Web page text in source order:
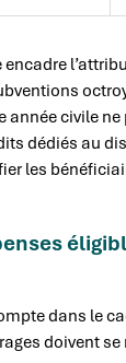
année civile
dédiés au
les
dans le
doivent se